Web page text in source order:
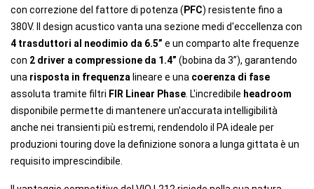
con correzione del fattore di potenza ( PFC) resistente fino a
380V. Il design acustico vanta una sezione medi d'eccellenza con
4 trasduttori al neodimio da 6.5” e un comparto alte frequenze
con 2 driver a compressione da 1.4” (bobina da 3”), garantendo
una risposta in frequenza lineare e una coerenza di fase
assoluta tramite filtri FIR Linear Phase . L'incredibile headroom
disponibile permette di mantenere un'accurata intelligibilità
anche nei transienti più estremi, rendendolo il PA ideale per
produzioni touring dove la definizione sonora a lunga gittata è un
requisito imprescindibile.